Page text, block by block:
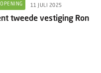
OPENING 11 JULI 2025
tweede vestiging Ron